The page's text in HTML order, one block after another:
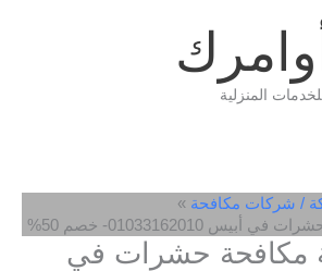
أوامرك
المنزلية
/ شركات مكافحة
01033162010- خصم 50%
مكافحة حشرات في